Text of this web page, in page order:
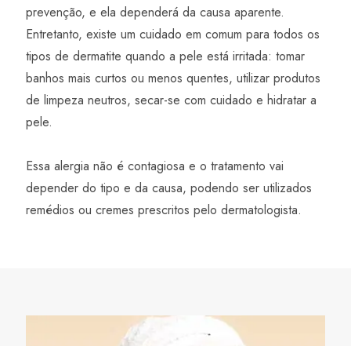
prevenção, e ela dependerá da causa aparente.
Entretanto, existe um cuidado em comum para todos os
tipos de dermatite quando a pele está irritada: tomar
banhos mais curtos ou menos quentes, utilizar produtos
de limpeza neutros, secar-se com cuidado e hidratar a
pele.
Essa alergia não é contagiosa e o tratamento vai
depender do tipo e da causa, podendo ser utilizados
remédios ou cremes prescritos pelo dermatologista.